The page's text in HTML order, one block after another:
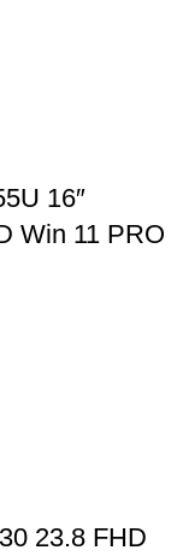
16″
Win 11 PRO
23.8 FHD